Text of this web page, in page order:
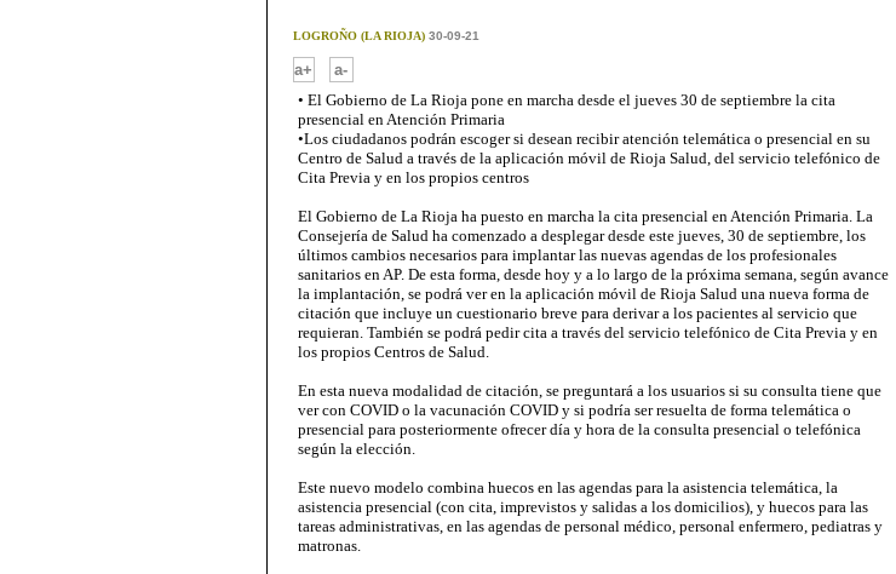
LOGROÑO (LA RIOJA)30-09-21
a+
a-
• El Gobierno de La Rioja pone en marcha desde el jueves 30 de septiembre la cita
presencial en Atención Primaria
•Los ciudadanos podrán escoger si desean recibir atención telemática o presencial en su
Centro de Salud a través de la aplicación móvil de Rioja Salud, del servicio telefónico de
Cita Previa y en los propios centros
El Gobierno de La Rioja ha puesto en marcha la cita presencial en Atención Primaria. La
Consejería de Salud ha comenzado a desplegar desde este jueves, 30 de septiembre, los
últimos cambios necesarios para implantar las nuevas agendas de los profesionales
sanitarios en AP. De esta forma, desde hoy y a lo largo de la próxima semana, según avance
la implantación, se podrá ver en la aplicación móvil de Rioja Salud una nueva forma de
citación que incluye un cuestionario breve para derivar a los pacientes al servicio que
requieran. También se podrá pedir cita a través del servicio telefónico de Cita Previa y en
los propios Centros de Salud.
En esta nueva modalidad de citación, se preguntará a los usuarios si su consulta tiene que
ver con COVID o la vacunación COVID y si podría ser resuelta de forma telemática o
presencial para posteriormente ofrecer día y hora de la consulta presencial o telefónica
según la elección.
Este nuevo modelo combina huecos en las agendas para la asistencia telemática, la
asistencia presencial (con cita, imprevistos y salidas a los domicilios), y huecos para las
tareas administrativas, en las agendas de personal médico, personal enfermero, pediatras y
matronas.